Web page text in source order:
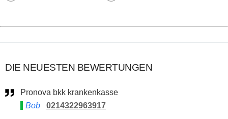
DIE NEUESTEN BEWERTUNGEN
Pronova bkk krankenkasse
Bob
0214322963917